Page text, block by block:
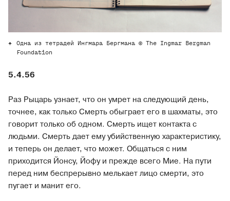
Одна из тетрадей Ингмара Бергмана © The Ingmar Bergman
Foundation
5.4.56
Раз Рыцарь узнает, что он умрет на следующий день,
точнее, как только Смерть обыграет его в шахматы, это
говорит только об одном. Смерть ищет контакта с
людьми. Смерть дает ему убийственную характеристику,
и теперь он делает, что может. Общаться с ним
приходится Йонсу, Йофу и прежде всего Мие. На пути
перед ним беспрерывно мелькает лицо смерти, это
пугает и манит его.